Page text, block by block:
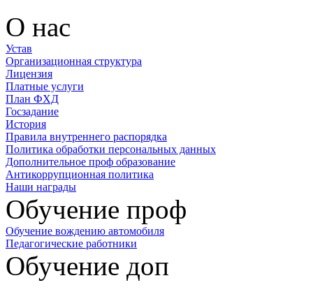
О нас
Устав
Организационная структура
Лицензия
Платные услуги
План ФХД
Госзадание
История
Правила внутреннего распорядка
Политика обработки персональных данных
Дополнительное проф образование
Антикоррупционная политика
Наши награды
Обучение проф
Обучение вождению автомобиля
Педагогические работники
Обучение доп